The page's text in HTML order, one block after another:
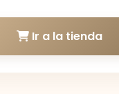
Ir a la tienda